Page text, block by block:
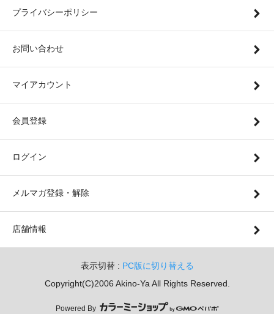
プライバシーポリシー
お問い合わせ
マイアカウント
会員登録
ログイン
メルマガ登録・解除
店舗情報
表示切替 : PC版に切り替える
Copyright(C)2006 Akino-Ya All Rights Reserved.
Powered By